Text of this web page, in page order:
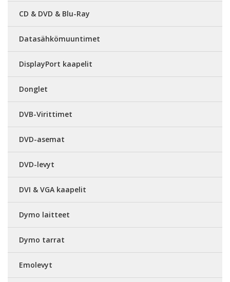
CD & DVD & Blu-Ray
Datasähkömuuntimet
DisplayPort kaapelit
Donglet
DVB-Virittimet
DVD-asemat
DVD-levyt
DVI & VGA kaapelit
Dymo laitteet
Dymo tarrat
Emolevyt